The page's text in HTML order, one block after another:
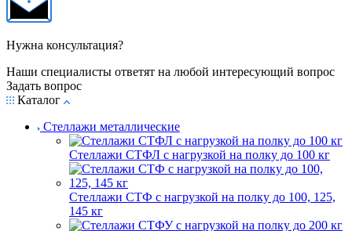
Нужна консультация?
Наши специалисты ответят на любой интересующий вопрос
Задать вопрос
Каталог
Стеллажи металлические
Стеллажи СТФЛ с нагрузкой на полку до 100 кг
Стеллажи СТФ с нагрузкой на полку до 100, 125,
145 кг